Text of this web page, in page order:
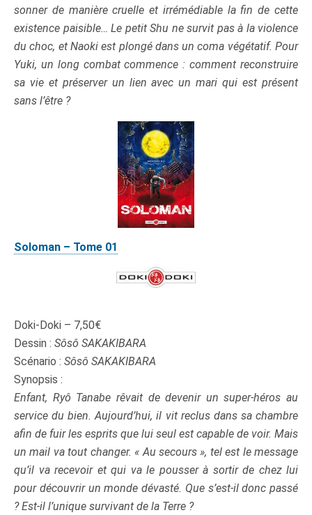
sonner de manière cruelle et irrémédiable la fin de cette
existence paisible… Le petit Shu ne survit pas à la violence
du choc, et Naoki est plongé dans un coma végétatif. Pour
Yuki, un long combat commence : comment reconstruire
sa vie et préserver un lien avec un mari qui est présent
sans l’être ?
Soloman – Tome 01
Doki-Doki – 7,50€
Dessin : Sôsô SAKAKIBARA
Scénario : Sôsô SAKAKIBARA
Synopsis :
Enfant, Ryô Tanabe rêvait de devenir un super-héros au
service du bien. Aujourd’hui, il vit reclus dans sa chambre
afin de fuir les esprits que lui seul est capable de voir. Mais
un mail va tout changer. « Au secours », tel est le message
qu’il va recevoir et qui va le pousser à sortir de chez lui
pour découvrir un monde dévasté. Que s’est-il donc passé
? Est-il l’unique survivant de la Terre ?